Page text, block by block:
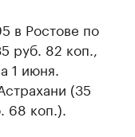
в Ростове по
руб. 82 коп.,
1 июня.
(35
68 коп.).